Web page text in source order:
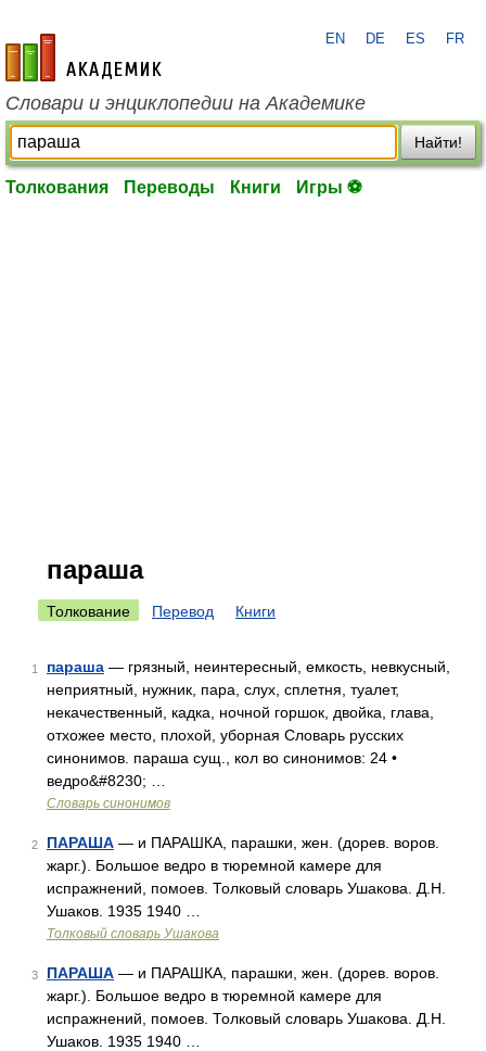
academic.ru
EN DE ES FR
Словари и энциклопедии на Академике
Найти!
Толкования Переводы Книги Игры ⚽
параша
Толкование Перевод Книги
1 параша — грязный, неинтересный, емкость, невкусный,
неприятный, нужник, пара, слух, сплетня, туалет,
некачественный, кадка, ночной горшок, двойка, глава,
отхожее место, плохой, уборная Словарь русских
синонимов. параша сущ., кол во синонимов: 24 •
ведро&#8230; …
Словарь синонимов
2 ПАРАША — и ПАРАШКА, парашки, жен. (дорев. воров.
жарг.). Большое ведро в тюремной камере для
испражнений, помоев. Толковый словарь Ушакова. Д.Н.
Ушаков. 1935 1940 …
Толковый словарь Ушакова
3 ПАРАША — и ПАРАШКА, парашки, жен. (дорев. воров.
жарг.). Большое ведро в тюремной камере для
испражнений, помоев. Толковый словарь Ушакова. Д.Н.
Ушаков. 1935 1940 …